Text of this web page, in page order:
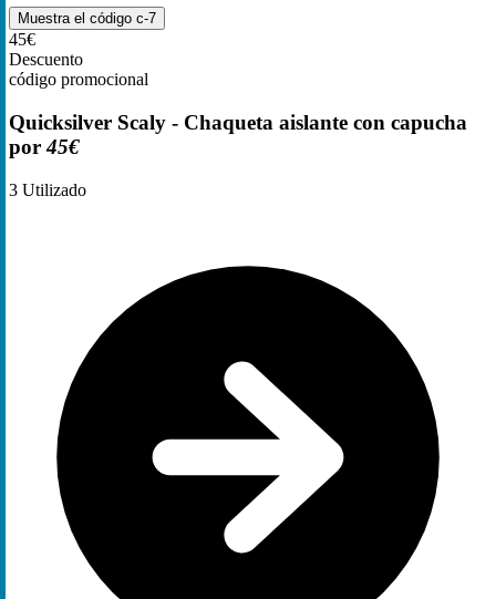
Muestra el código c-7
45€
Descuento
código promocional
Quicksilver Scaly - Chaqueta aislante con capucha
por45€
3 Utilizado